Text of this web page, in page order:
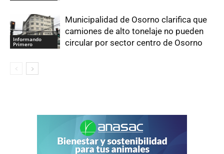
Informando
Primero
Municipalidad de Osorno clarifica que
camiones de alto tonelaje no pueden
circular por sector centro de Osorno